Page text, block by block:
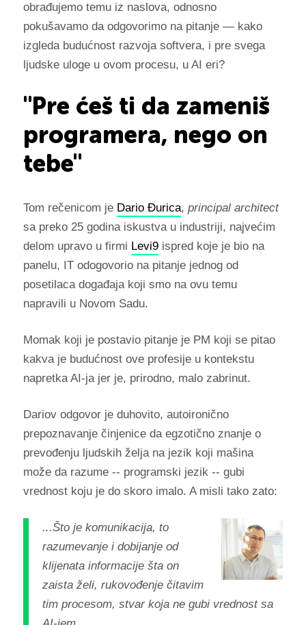
obrađujemo temu iz naslova, odnosno
pokušavamo da odgovorimo na pitanje — kako
izgleda budućnost razvoja softvera, i pre svega
ljudske uloge u ovom procesu, u AI eri?
"Pre ćeš ti da zameniš
programera, nego on
tebe"
Tom rečenicom je Dario Đurica, principal architect
sa preko 25 godina iskustva u industriji, najvećim
delom upravo u firmi Levi9ispred koje je bio na
panelu, IT odogovorio na pitanje jednog od
posetilaca događaja koji smo na ovu temu
napravili u Novom Sadu.
Momak koji je postavio pitanje je PM koji se pitao
kakva je budućnost ove profesije u kontekstu
napretka AI-ja jer je, prirodno, malo zabrinut.
Dariov odgovor je duhovito, autoironično
prepoznavanje činjenice da egzotično znanje o
prevođenju ljudskih želja na jezik koji mašina
može da razume -- programski jezik -- gubi
vrednost koju je do skoro imalo. A misli tako zato:
...Što je komunikacija, to
razumevanje i dobijanje od
klijenata informacije šta on
zaista želi, rukovođenje čitavim
tim procesom, stvar koja ne gubi vrednost sa